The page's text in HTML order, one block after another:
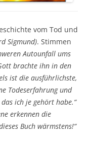
vom Tod und
Sigmund). Stimmen
Autounfall ums
brachte ihn in den
ist die ausführlichste,
Todeserfahrung und
ich je gehört habe.“
erkennen die
Buch wärmstens!“